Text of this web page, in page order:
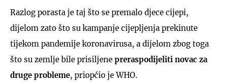
Razlog porasta je taj što se premalo djece cijepi,
dijelom zato što su kampanje cijepljenja prekinute
tijekom pandemije koronavirusa, a dijelom zbog toga
što su zemlje bile prisiljene preraspodijeliti novac za
druge probleme, priopćio je WHO.